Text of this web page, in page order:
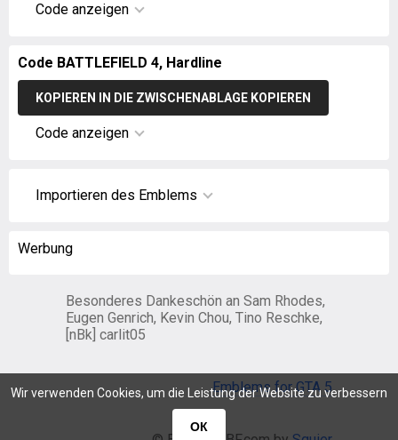
Wir verwenden Cookies, um die Leistung der Website zu verbessern
ОК
Code anzeigen
Code BATTLEFIELD 4, Hardline
KOPIEREN IN DIE ZWISCHENABLAGE KOPIEREN
Code anzeigen
Importieren des Emblems
Werbung
Besonderes Dankeschön an Sam Rhodes,
Eugen Genrich, Kevin Chou, Tino Reschke,
[nBk] carlit05
Emblems for GTA 5